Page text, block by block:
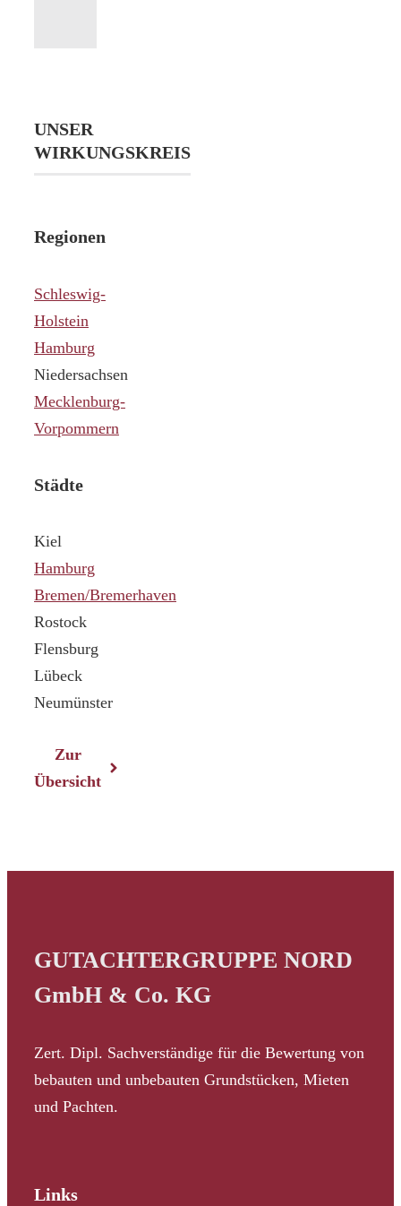
UNSER
WIRKUNGSKREIS
Regionen
Schleswig-
Holstein
Hamburg
Niedersachsen
Mecklenburg-
Vorpommern
Städte
Kiel
Hamburg
Bremen/Bremerhaven
Rostock
Flensburg
Lübeck
Neumünster
Zur
Übersicht
GUTACHTERGRUPPE NORD
GmbH & Co. KG
Zert. Dipl. Sachverständige für die Bewertung von
bebauten und unbebauten Grundstücken, Mieten
und Pachten.
Links